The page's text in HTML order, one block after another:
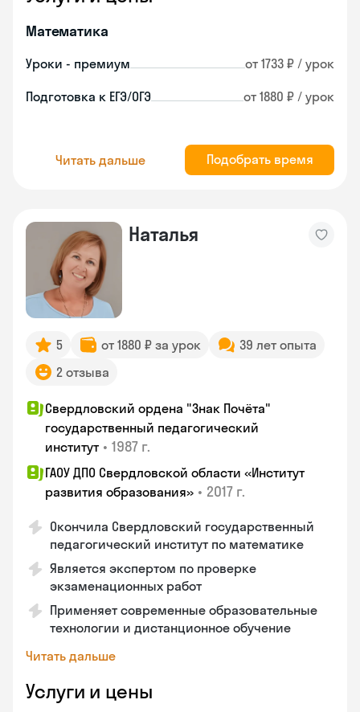
Математика
Уроки - премиум от 1733 ₽ / урок
Подготовка к ЕГЭ/ОГЭ от 1880 ₽ / урок
Читать дальше Подобрать время
Наталья
5 от 1880 ₽ за урок
39 лет опыта
2 отзыва
Свердловский ордена "Знак Почёта"
государственный педагогический
институт • 1987 г.
ГАОУ ДПО Свердловской области «Институт
развития образования» • 2017 г.
Окончила Свердловский государственный
педагогический институт по математике
Является экспертом по проверке
экзаменационных работ
Применяет современные образовательные
технологии и дистанционное обучение
Читать дальше
Услуги и цены